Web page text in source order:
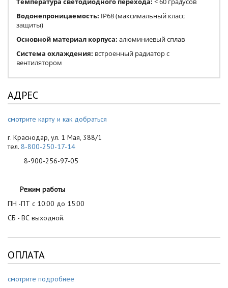
Водонепроницаемость: IP68 (максимальный класс
защиты)
Основной материал корпуса: алюминиевый сплав
Система охлаждения: встроенный радиатор с
вентилятором
АДРЕС
смотрите карту и как добраться
г. Краснодар, ул. 1 Мая, 388/1
тел. 8-800-250-17-14
8-900-256-97-05
Режим работы
ПН -ПТ с 10:00 до 15:00
СБ - ВС выходной.
ОПЛАТА
смотрите подробнее